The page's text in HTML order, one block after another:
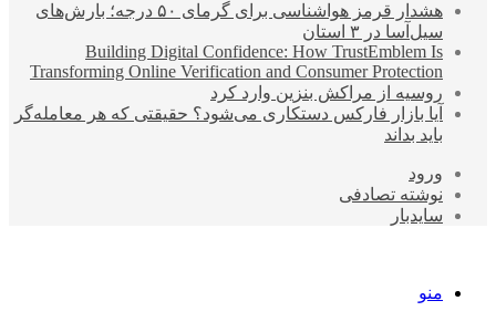
هشدار قرمز هواشناسی برای گرمای ۵۰ درجه؛ بارش‌های
سیل‌آسا در ۳ استان
Building Digital Confidence: How TrustEmblem Is
Transforming Online Verification and Consumer Protection
روسیه از مراکش بنزین وارد کرد
آیا بازار فارکس دستکاری می‌شود؟ حقیقتی که هر معامله‌گر
باید بداند
ورود
نوشته تصادفی
سایدبار
منو